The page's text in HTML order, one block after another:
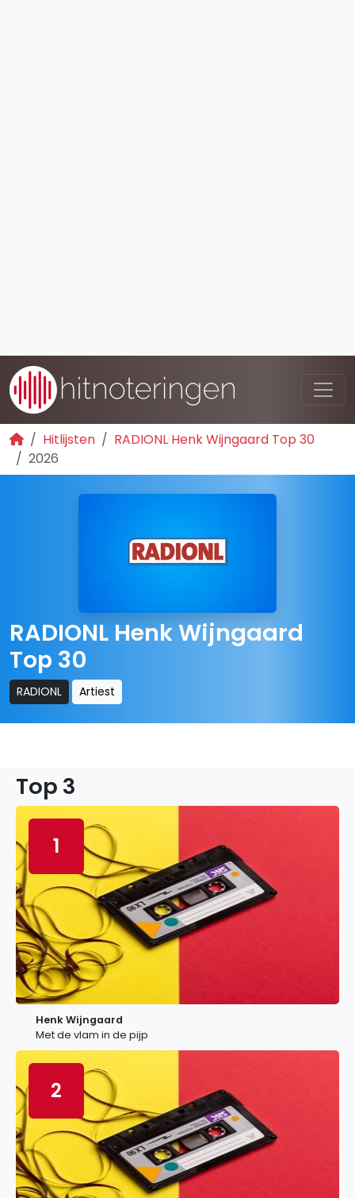
Hitlijsten
RADIONL Henk Wijngaard Top 30
2026
RADIONL Henk Wijngaard
Top 30
RADIONL Artiest
Top 3
1
Henk Wijngaard
Met de vlam in de pijp
2